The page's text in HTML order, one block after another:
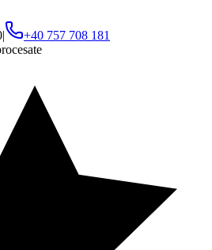
|
+40 757 708 181